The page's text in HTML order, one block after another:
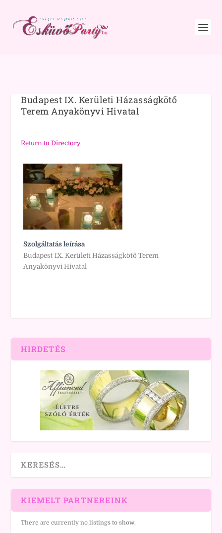
Budapest IX. Kerületi Házasságkötő
Terem Anyakönyvi Hivatal
Return to Directory
Szolgáltatás leírása
Budapest IX. Kerületi Házasságkötő Terem
Anyakönyvi Hivatal
HIRDETÉS
KIEMELT PARTNEREINK
There are currently no listings to show.